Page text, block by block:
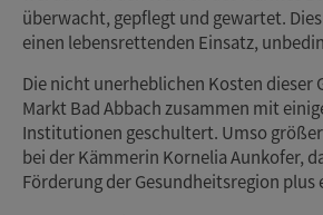
überwacht, gepflegt und gewartet.
einen lebensrettenden Einsatz,
Die nicht unerheblichen Kosten dieser
Markt Bad Abbach zusammen mit
Institutionen geschultert. Umso
bei der Kämmerin Kornelia Aunkofer,
Förderung der Gesundheitsregion plus